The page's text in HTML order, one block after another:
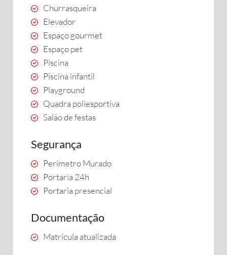
Churrasqueira
Elevador
Espaço gourmet
Espaço pet
Piscina
Piscina infantil
Playground
Quadra poliesportiva
Salão de festas
Segurança
Perímetro Murado
Portaria 24h
Portaria presencial
Documentação
Matrícula atualizada